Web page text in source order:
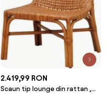
2.419,99 RON
Scaun tip lounge din rattan ,